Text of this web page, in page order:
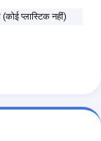
प्लास्टिक नहीं)